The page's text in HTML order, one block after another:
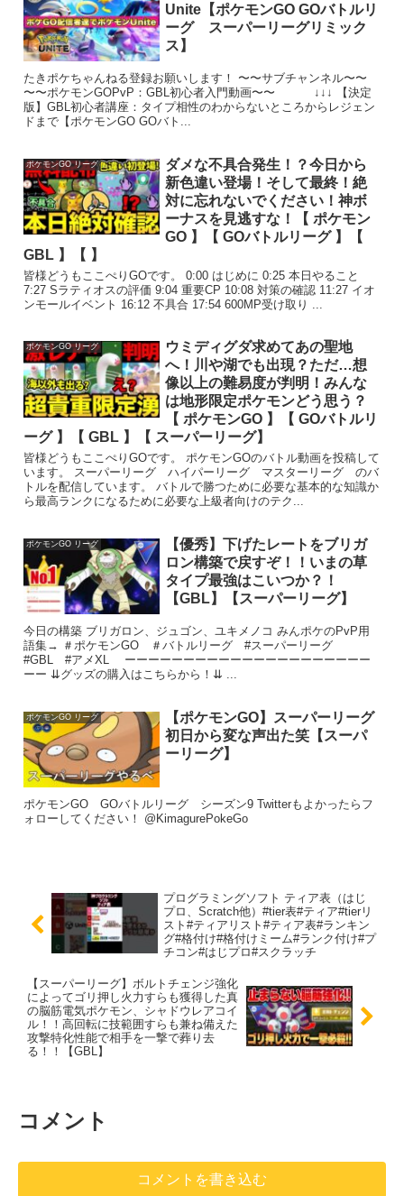
Unite【ポケモンGO GOバトルリ
ーグ スーパーリーグリミック
ス】
たきポケちゃんねる登録お願いします！ 〜〜サブチャンネル〜〜
〜〜ポケモンGOPvP：GBL初心者入門動画〜〜 ↓↓↓ 【決定
版】GBL初心者講座：タイプ相性のわからないところからレジェン
ドまで【ポケモンGO GOバト...
ポケモンGO リーグ
ダメな不具合発生！？今日から
新色違い登場！そして最終！絶
対に忘れないでください！神ボ
ーナスを見逃すな！【 ポケモン
GO 】【 GOバトルリーグ 】【
GBL 】【 】
皆様どうもここぺりGOです。 0:00 はじめに 0:25 本日やること
7:27 Sラティオスの評価 9:04 重要CP 10:08 対策の確認 11:27 イオ
ンモールイベント 16:12 不具合 17:54 600MP受け取り ...
ポケモンGO リーグ
ウミディグダ求めてあの聖地
へ！川や湖でも出現？ただ…想
像以上の難易度が判明！みんな
は地形限定ポケモンどう思う？
【 ポケモンGO 】【 GOバトルリ
ーグ 】【 GBL 】【 スーパーリーグ】
皆様どうもここぺりGOです。 ポケモンGOのバトル動画を投稿して
います。 スーパーリーグ ハイパーリーグ マスターリーグ のバ
トルを配信しています。 バトルで勝つために必要な基本的な知識か
ら最高ランクになるために必要な上級者向けのテク...
ポケモンGO リーグ
【優秀】下げたレートをブリガ
ロン構築で戻すぞ！！いまの草
タイプ最強はこいつか？！
【GBL】【スーパーリーグ】
今日の構築 ブリガロン、ジュゴン、ユキメノコ みんポケのPvP用
語集→ ＃ポケモンGO ＃バトルリーグ #スーパーリーグ
#GBL #アメXL ーーーーーーーーーーーーーーーーーーーーー
ーー ⇊グッズの購入はこちらから！⇊ ...
ポケモンGO リーグ
【ポケモンGO】スーパーリーグ
初日から変な声出た笑【スーパ
ーリーグ】
ポケモンGO GOバトルリーグ シーズン9 Twitterもよかったらフ
ォローしてください！ @KimagurePokeGo
プログラミングソフト ティア表（はじ
プロ、Scratch他）#tier表#ティア#tierリ
スト#ティアリスト#ティア表#ランキン
グ#格付け#格付けミーム#ランク付け#プ
チコン#はじプロ#スクラッチ
【スーパーリーグ】ボルトチェンジ強化
によってゴリ押し火力すらも獲得した真
の脳筋電気ポケモン、シャドウレアコイ
ル！！高回転に技範囲すらも兼ね備えた
攻撃特化性能で相手を一撃で葬り去
る！！【GBL】
コメント
コメントを書き込む